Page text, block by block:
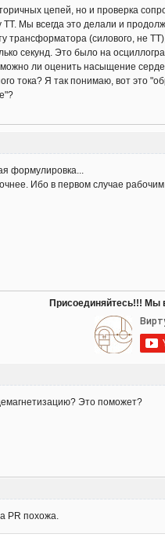
цепей, но и проверка
ТТ. Мы всегда это делали и
трансформатора (силового, не
секунд. Это было на
ли оценить насыщение
тока? Я так понимаю, вот это
формулировка...
Ибо в первом случае
Присоединяйтесь!!! Мы
Это поможет?
PR похожа.